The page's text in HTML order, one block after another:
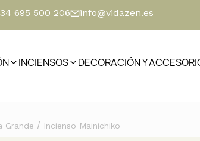
695 500 206 info@vidazen.es
INCIENSOS DECORACIÓN Y
Grande / Incienso Mainichiko